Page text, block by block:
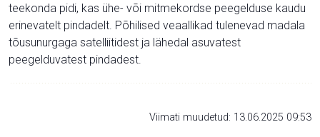
teekonda pidi, kas ühe- või mitmekordse peegelduse kaudu
erinevatelt pindadelt. Põhilised veaallikad tulenevad madala
tõusunurgaga satelliitidest ja lähedal asuvatest
peegelduvatest pindadest.
Viimati muudetud: 13.06.2025 09:53